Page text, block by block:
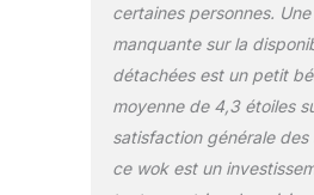
certaines personnes.
manquante sur la
détachées est un petit
moyenne de 4,3 étoiles
satisfaction générale des
ce wok est un